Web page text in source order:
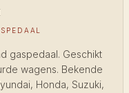
gaspedaal. Geschikt
wagens. Bekende
Honda, Suzuki,